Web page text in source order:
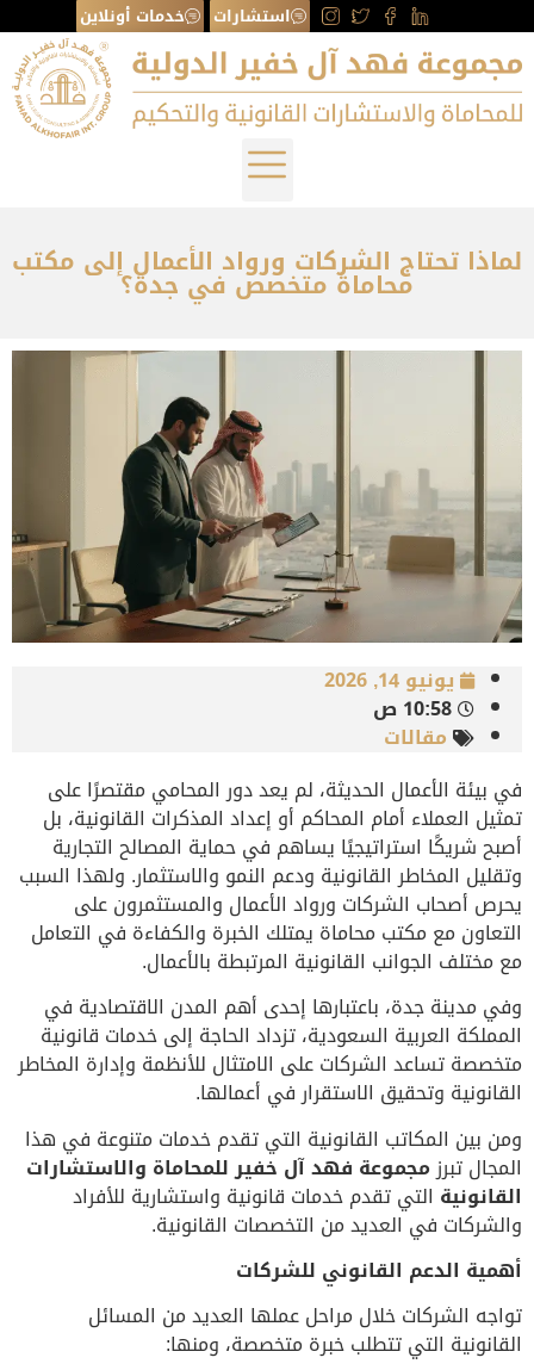
استشارات خدمات أونلاين
لماذا تحتاج الشركات ورواد الأعمال إلى مكتب
محاماة متخصص في جدة؟
يونيو 14, 2026
10:58 ص
مقالات
في بيئة الأعمال الحديثة، لم يعد دور المحامي مقتصرًا على
تمثيل العملاء أمام المحاكم أو إعداد المذكرات القانونية، بل
أصبح شريكًا استراتيجيًا يساهم في حماية المصالح التجارية
وتقليل المخاطر القانونية ودعم النمو والاستثمار. ولهذا السبب
يحرص أصحاب الشركات ورواد الأعمال والمستثمرون على
التعاون مع مكتب محاماة يمتلك الخبرة والكفاءة في التعامل
مع مختلف الجوانب القانونية المرتبطة بالأعمال.
وفي مدينة جدة، باعتبارها إحدى أهم المدن الاقتصادية في
المملكة العربية السعودية، تزداد الحاجة إلى خدمات قانونية
متخصصة تساعد الشركات على الامتثال للأنظمة وإدارة المخاطر
القانونية وتحقيق الاستقرار في أعمالها.
ومن بين المكاتب القانونية التي تقدم خدمات متنوعة في هذا
المجال تبرز مجموعة فهد آل خفير للمحاماة والاستشارات
القانونية التي تقدم خدمات قانونية واستشارية للأفراد
والشركات في العديد من التخصصات القانونية.
أهمية الدعم القانوني للشركات
تواجه الشركات خلال مراحل عملها العديد من المسائل
القانونية التي تتطلب خبرة متخصصة، ومنها: